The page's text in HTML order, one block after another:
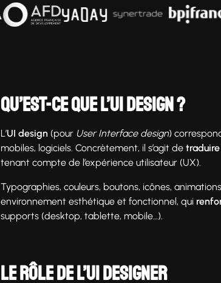
Qu’est-ce que l’UI design ?
L’UI design (pour User Interface design)
mobiles, logiciels. Concrètement, il s’agit de
tenant compte de l’expérience utilisateur (UX).
Typographies, couleurs, boutons, icônes,
environnement esthétique et fonctionnel, qui
supports (desktop, tablette, mobile…).
Le rôle de l’UI designer